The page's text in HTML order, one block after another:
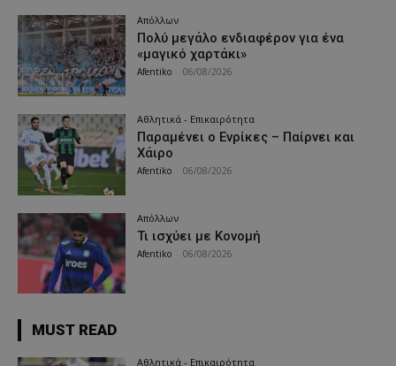
Απόλλων
Πολύ μεγάλο ενδιαφέρον για ένα
«μαγικό χαρτάκι»
Afentiko 06/08/2026
Αθλητικά - Επικαιρότητα
Παραμένει ο Ενρίκες – Παίρνει και
Χάιρο
Afentiko 06/08/2026
Απόλλων
Τι ισχύει με Κονομή
Afentiko 06/08/2026
MUST READ
Αθλητικά - Επικαιρότητα